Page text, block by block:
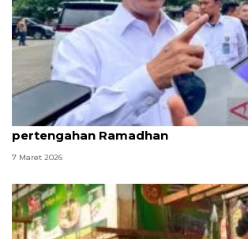
Kabapanas: Stabilitas pangan
pertengahan Ramadhan
7 Maret 2026